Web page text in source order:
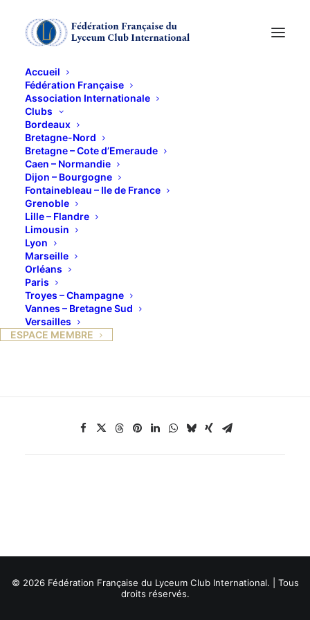
Accueil
Fédération Française
Association Internationale
Clubs
Bordeaux
Bretagne-Nord
Bretagne – Cote d’Emeraude
Caen – Normandie
Dijon – Bourgogne
Fontainebleau – Ile de France
Grenoble
Lille – Flandre
Limousin
Lyon
Marseille
Orléans
Paris
Troyes – Champagne
Vannes – Bretagne Sud
Versailles
ESPACE MEMBRE
1 FÉVRIER 2012
guerre, l’arrivée du jazz et du rock, mai
1968, le disco, les couples silencieux se font et se
défont au gré de l’histoire et de la musique.
© 2026 Fédération Française du Lyceum Club International. | Tous
droits réservés.